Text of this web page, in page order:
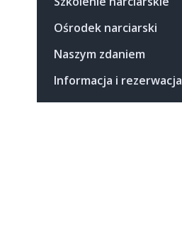
Ośrodek narciarski
Naszym zdaniem
Informacja i rezerwacja